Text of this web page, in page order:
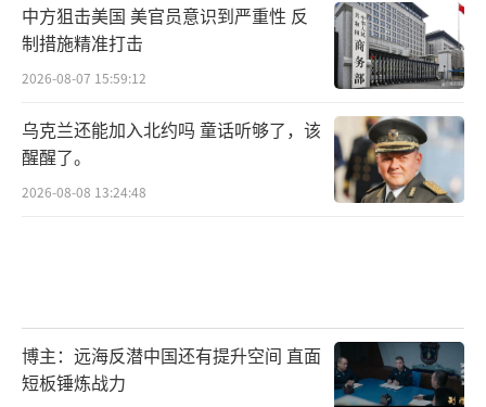
中方狙击美国 美官员意识到严重性 反
制措施精准打击
2026-08-07 15:59:12
乌克兰还能加入北约吗 童话听够了，该
醒醒了。
2026-08-08 13:24:48
博主：远海反潜中国还有提升空间 直面
短板锤炼战力